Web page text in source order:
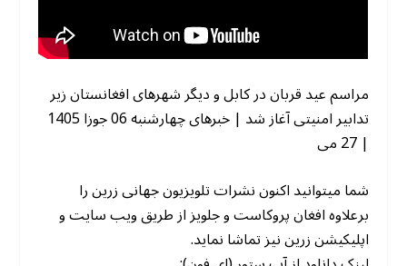
مراسم عید قربان در کابل و دیگر شهرهای افغانستان زیر
تدابیر امنیتی آغاز شد | خبرهای چهارشنبه 06 جوزا 1405
| 27 می
شما میتوانید اکنون نشرات تلویزیون جهانی زرین را
برعلاوه افغان پروکاست و جلویز از طریق ویب سایت و
اپلیکیشن زرین نیز تماشا نماید.